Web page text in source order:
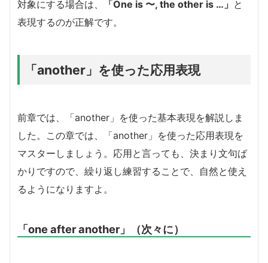
対象にする場合は、
「One is 〜, the other is …」 と
表現するのが正解です。
「another」を使った応用表現
前章では、「another」を使った基本表現を解説しま
した。この章では、「another」を使った応用表現を
マスターしましょう。応用と言っても、決まり文句ば
かりですので、繰り返し練習することで、自然と使え
るようになりますよ。
「one after another」（次々に）